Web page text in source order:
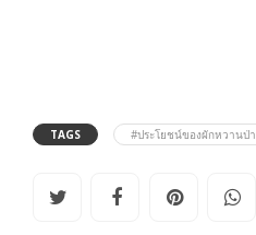
TAGS #ประโยชน์ของผักหวานป่า